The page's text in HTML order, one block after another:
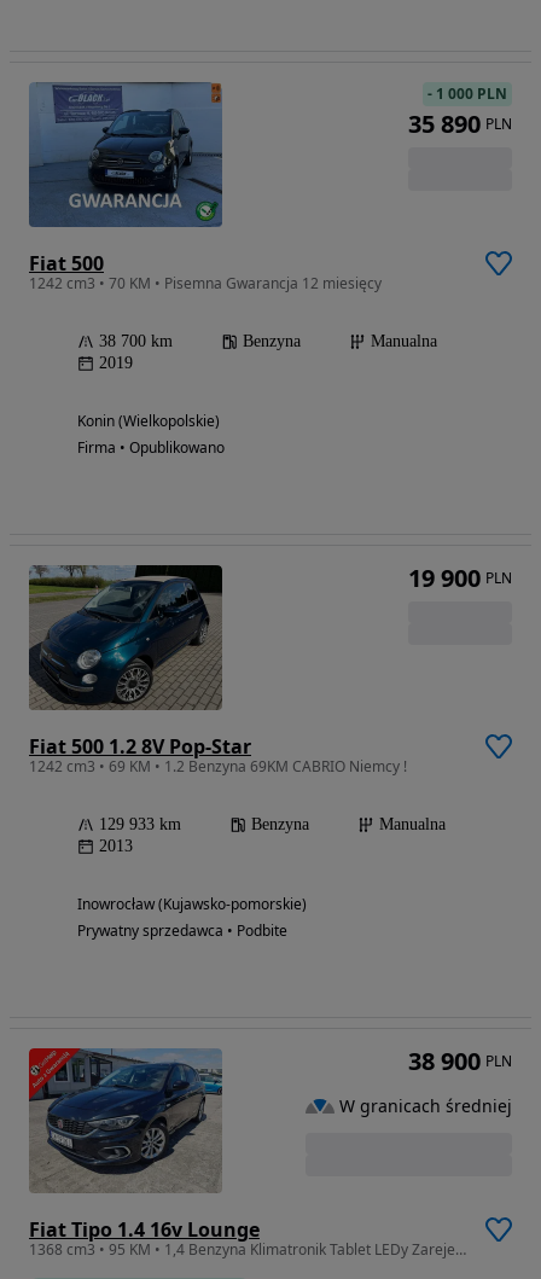
Fiat 500
1242 cm3 • 70 KM • Pisemna Gwarancja 12 miesięcy
38 700 km Benzyna
Manualna
2019
Konin (Wielkopolskie)
Firma • Opublikowano
- 1 000 PLN
35 890 PLN
Fiat 500 1.2 8V Pop-Star
1242 cm3 • 69 KM • 1.2 Benzyna 69KM CABRIO Niemcy !
129 933 km Benzyna
Manualna
2013
Inowrocław (Kujawsko-pomorskie)
Prywatny sprzedawca • Podbite
19 900 PLN
Fiat Tipo 1.4 16v Lounge
1368 cm3 • 95 KM • 1,4 Benzyna Klimatronik Tablet LEDy Zarejestrowany Gwarancja
38 900 PLN
W granicach średniej